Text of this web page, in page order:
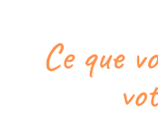
Ce que